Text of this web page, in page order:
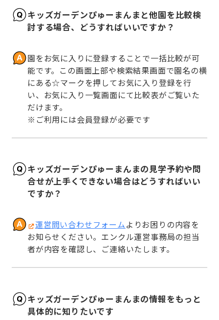
キッズガーデンぴゅーまんまと他園を比較検
討する場合、どうすればいいですか？
園をお気に入りに登録することで一括比較が可
能です。この画面上部や検索結果画面で園名の横
にある☆マークを押してお気に入り登録を行
い、お気に入り一覧画面にて比較表がご覧いた
だけます。
※ご利用には会員登録が必要です
キッズガーデンぴゅーまんまの見学予約や問
合せが上手くできない場合はどうすればいい
ですか？
運営問い合わせフォームよりお困りの内容を
お知らせください。エンクル運営事務局の担当
者が内容を確認し、ご連絡いたします。
キッズガーデンぴゅーまんまの情報をもっと
具体的に知りたいです